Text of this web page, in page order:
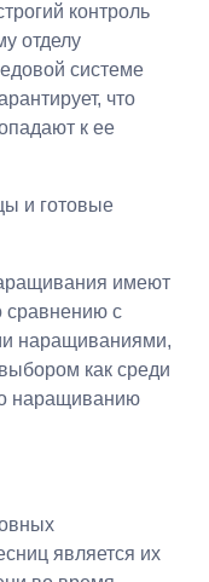
контроль
отделу
системе
что
к ее
и готовые
имеют
сравнению с
наращиваниями,
как среди
наращиванию
является их